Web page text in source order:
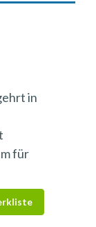
in
für